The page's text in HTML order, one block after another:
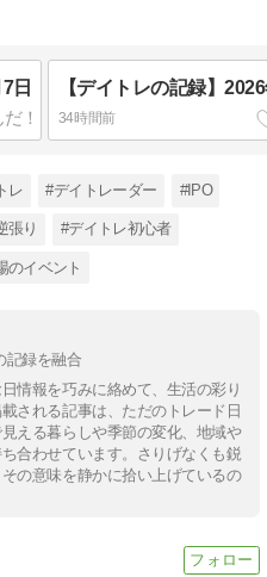
日 【デイトレの記録】
34時間前
レ #デイトレーダー #IPO
張り #デイトレ初心者
のイベント
記録を融合
情報を巧みに絡めて、生活の彩り
される記事は、ただのトレード日
える暮らしや季節の変化、地域や
合わせています。さりげなくも鋭
の意味を静かに拾い上げているの